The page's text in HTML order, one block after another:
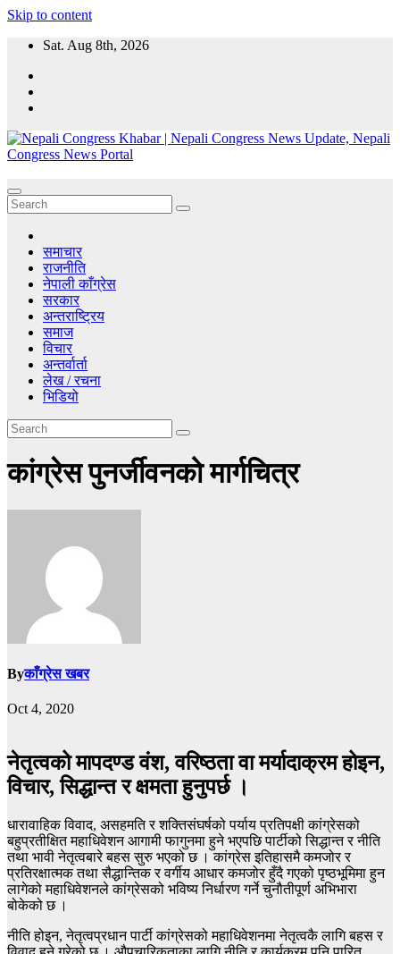
Skip to content
Sat. Aug 8th, 2026
Congress News Portal
News, Nepali Congress News Update, Nepal political parties and
Leaders.
समाचार
राजनीति
नेपाली काँग्रेस
सरकार
अन्तराष्ट्रिय
समाज
विचार
अन्तर्वार्ता
लेख / रचना
भिडियो
कांग्रेस पुनर्जीवनको मार्गचित्र
Byकाँग्रेस खबर
Oct 4, 2020
नेतृत्वको मापदण्ड वंश, वरिष्ठता वा मर्यादाक्रम होइन,
विचार, सिद्धान्त र क्षमता हुनुपर्छ ।
धारावाहिक विवाद, असहमति र शक्तिसंघर्षको पर्याय प्रतिपक्षी कांग्रेसको
बहुप्रतीक्षित महाधिवेशन आगामी फागुनमा हुने भएपछि पार्टीको सिद्धान्त र नीति
तथा भावी नेतृत्वबारे बहस सुरु भएको छ । कांग्रेस इतिहासमै कमजोर र
प्रतिरक्षात्मक तथा सैद्धान्तिक र वर्गीय आधार कमजोर हुँदै गएको पृष्ठभूमिमा हुन
लागेको महाधिवेशनले कांग्रेसको भविष्य निर्धारण गर्ने चुनौतीपूर्ण अभिभारा
बोकेको छ ।
नीति होइन, नेतृत्वप्रधान पार्टी कांग्रेसको महाधिवेशनमा नेतृत्वकै लागि बहस र